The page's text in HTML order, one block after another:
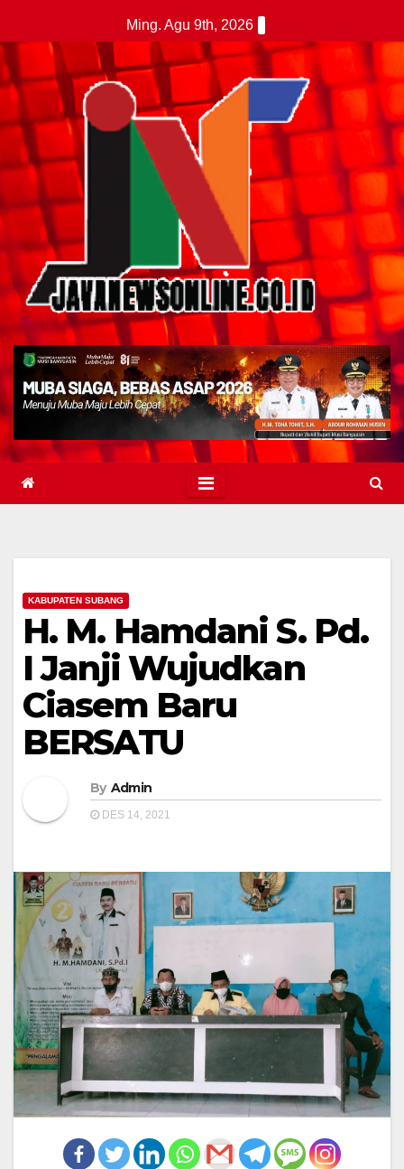
to
content
Ming. Agu 9th, 2026
KABUPATEN SUBANG
H. M. Hamdani S. Pd.
I Janji Wujudkan
Ciasem Baru
BERSATU
By Admin
DES 14, 2021